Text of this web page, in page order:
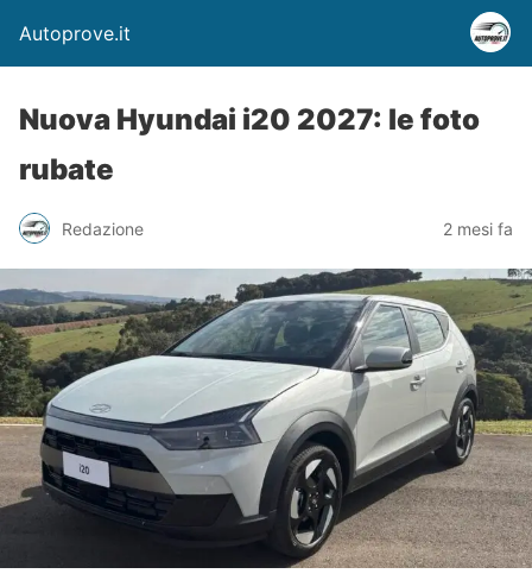
Autoprove.it
Nuova Hyundai i20 2027: le foto
rubate
Redazione 2 mesi fa